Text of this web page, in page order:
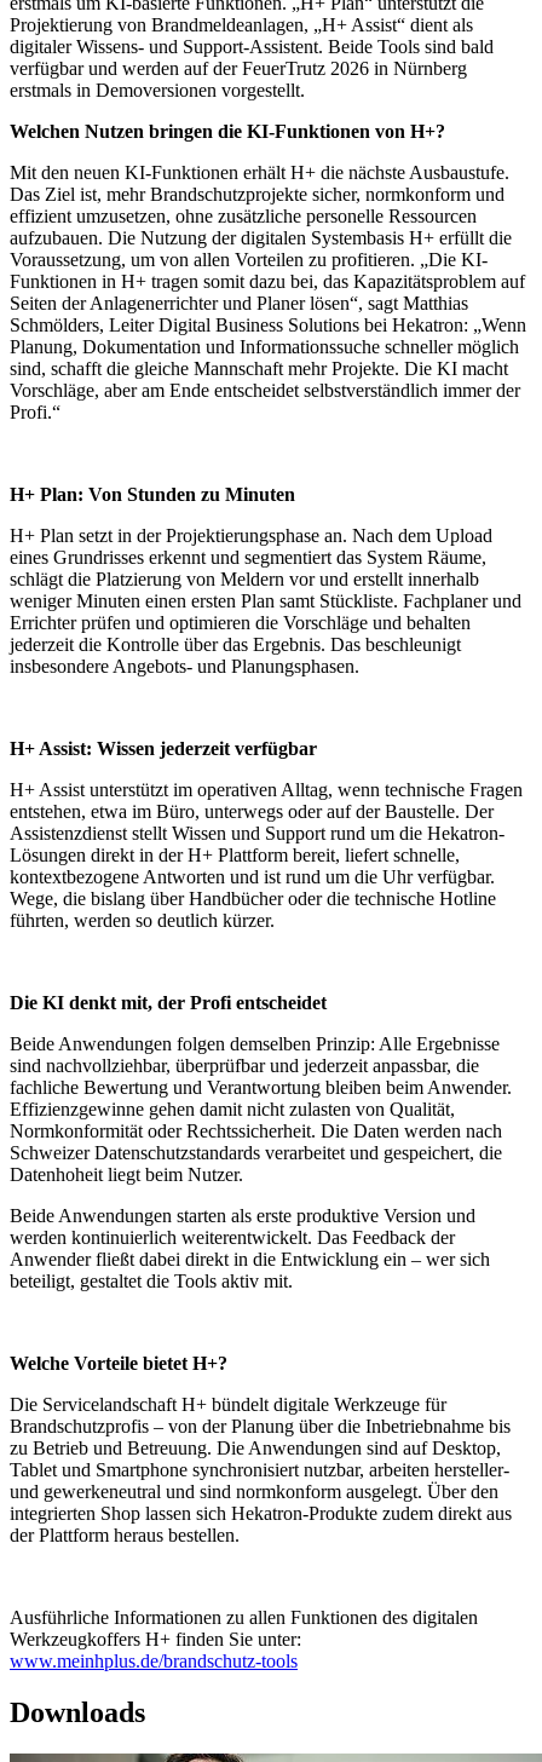
Projektierung von Brandmeldeanlagen, „H+ Assist“ dient als
digitaler Wissens- und Support-Assistent. Beide Tools sind bald
verfügbar und werden auf der FeuerTrutz 2026 in Nürnberg
erstmals in Demoversionen vorgestellt.
Welchen Nutzen bringen die KI-Funktionen von H+?
Mit den neuen KI-Funktionen erhält H+ die nächste Ausbaustufe.
Das Ziel ist, mehr Brandschutzprojekte sicher, normkonform und
effizient umzusetzen, ohne zusätzliche personelle Ressourcen
aufzubauen. Die Nutzung der digitalen Systembasis H+ erfüllt die
Voraussetzung, um von allen Vorteilen zu profitieren. „Die KI-
Funktionen in H+ tragen somit dazu bei, das Kapazitätsproblem auf
Seiten der Anlagenerrichter und Planer lösen“, sagt Matthias
Schmölders, Leiter Digital Business Solutions bei Hekatron: „Wenn
Planung, Dokumentation und Informationssuche schneller möglich
sind, schafft die gleiche Mannschaft mehr Projekte. Die KI macht
Vorschläge, aber am Ende entscheidet selbstverständlich immer der
Profi.“
H+ Plan: Von Stunden zu Minuten
H+ Plan setzt in der Projektierungsphase an. Nach dem Upload
eines Grundrisses erkennt und segmentiert das System Räume,
schlägt die Platzierung von Meldern vor und erstellt innerhalb
weniger Minuten einen ersten Plan samt Stückliste. Fachplaner und
Errichter prüfen und optimieren die Vorschläge und behalten
jederzeit die Kontrolle über das Ergebnis. Das beschleunigt
insbesondere Angebots- und Planungsphasen.
H+ Assist: Wissen jederzeit verfügbar
H+ Assist unterstützt im operativen Alltag, wenn technische Fragen
entstehen, etwa im Büro, unterwegs oder auf der Baustelle. Der
Assistenzdienst stellt Wissen und Support rund um die Hekatron-
Lösungen direkt in der H+ Plattform bereit, liefert schnelle,
kontextbezogene Antworten und ist rund um die Uhr verfügbar.
Wege, die bislang über Handbücher oder die technische Hotline
führten, werden so deutlich kürzer.
Die KI denkt mit, der Profi entscheidet
Beide Anwendungen folgen demselben Prinzip: Alle Ergebnisse
sind nachvollziehbar, überprüfbar und jederzeit anpassbar, die
fachliche Bewertung und Verantwortung bleiben beim Anwender.
Effizienzgewinne gehen damit nicht zulasten von Qualität,
Normkonformität oder Rechtssicherheit. Die Daten werden nach
Schweizer Datenschutzstandards verarbeitet und gespeichert, die
Datenhoheit liegt beim Nutzer.
Beide Anwendungen starten als erste produktive Version und
werden kontinuierlich weiterentwickelt. Das Feedback der
Anwender fließt dabei direkt in die Entwicklung ein – wer sich
beteiligt, gestaltet die Tools aktiv mit.
Welche Vorteile bietet H+?
Die Servicelandschaft H+ bündelt digitale Werkzeuge für
Brandschutzprofis – von der Planung über die Inbetriebnahme bis
zu Betrieb und Betreuung. Die Anwendungen sind auf Desktop,
Tablet und Smartphone synchronisiert nutzbar, arbeiten hersteller-
und gewerkeneutral und sind normkonform ausgelegt. Über den
integrierten Shop lassen sich Hekatron-Produkte zudem direkt aus
der Plattform heraus bestellen.
Ausführliche Informationen zu allen Funktionen des digitalen
Werkzeugkoffers H+ finden Sie unter:
www.meinhplus.de/brandschutz-tools
Downloads